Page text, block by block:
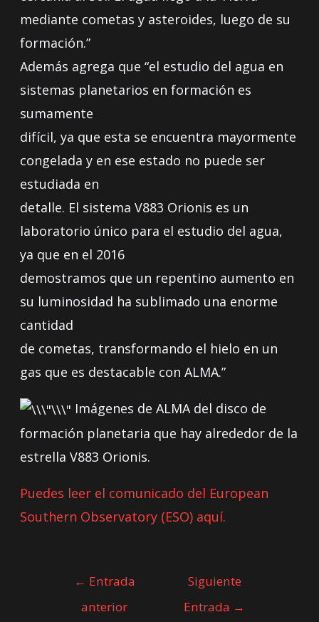
mediante cometas y asteroides, luego de su
formación.”
Además agrega que “el estudio del agua en
sistemas planetarios en formación es
sumamente
difícil, ya que esta se encuentra mayormente
congelada y en ese estado no puede ser
estudiada en
detalle. El sistema V883 Orionis es un
laboratorio único para el estudio del agua,
ya que en el 2016
demostramos que un repentino aumento en
su luminosidad ha sublimado una enorme
cantidad
de cometas, transformando el hielo en un
gas que es destacable con ALMA.”
Imágenes de ALMA del disco de
formación planetaria que hay alrededor de la
estrella V883 Orionis.
Puedes leer el comunicado del European
Southern Observatory (ESO) aquí.
← Entrada
anterior
Siguiente
Entrada →